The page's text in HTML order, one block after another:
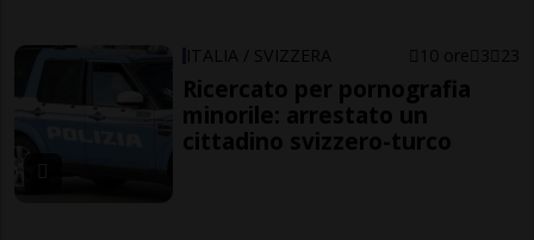
ITALIA / SVIZZERA 10 ore 3 23
Ricercato per pornografia
minorile: arrestato un
cittadino svizzero-turco